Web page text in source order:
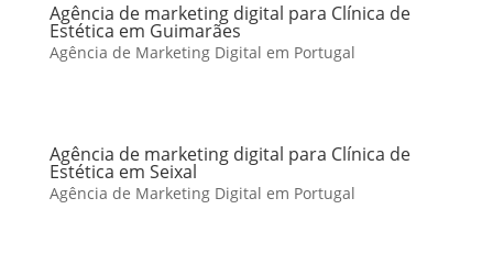
Agência de marketing digital para Clínica de
Estética em Guimarães
Agência de Marketing Digital em Portugal
Agência de marketing digital para Clínica de
Estética em Seixal
Agência de Marketing Digital em Portugal